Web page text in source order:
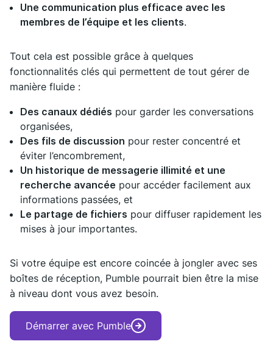
Une communication plus efficace avec les
membres de l’équipe et les clients.
Tout cela est possible grâce à quelques
fonctionnalités clés qui permettent de tout gérer de
manière fluide :
Des canaux dédiés pour garder les conversations
organisées,
Des fils de discussion pour rester concentré et
éviter l’encombrement,
Un historique de messagerie illimité et une
recherche avancée pour accéder facilement aux
informations passées, et
Le partage de fichiers pour diffuser rapidement les
mises à jour importantes.
Si votre équipe est encore coincée à jongler avec ses
boîtes de réception, Pumble pourrait bien être la mise
à niveau dont vous avez besoin.
Démarrer avec Pumble